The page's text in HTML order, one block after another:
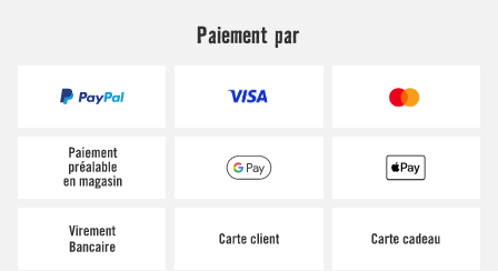
Paiement par